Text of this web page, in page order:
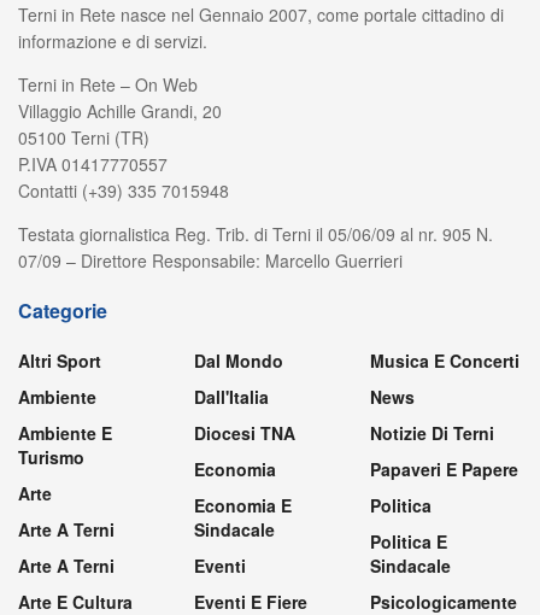
Terni in Rete nasce nel Gennaio 2007, come portale cittadino di
informazione e di servizi.
Terni in Rete – On Web
Villaggio Achille Grandi, 20
05100 Terni (TR)
P.IVA 01417770557
Contatti (+39) 335 7015948
Testata giornalistica Reg. Trib. di Terni il 05/06/09 al nr. 905 N.
07/09 – Direttore Responsabile: Marcello Guerrieri
Categorie
Altri Sport
Ambiente
Ambiente E
Turismo
Arte
Arte A Terni
Arte A Terni
Arte E Cultura
Dal Mondo
Dall'Italia
Diocesi TNA
Economia
Economia E
Sindacale
Eventi
Eventi E Fiere
Musica E Concerti
News
Notizie Di Terni
Papaveri E Papere
Politica
Politica E
Sindacale
Psicologicamente